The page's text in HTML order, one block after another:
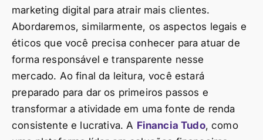
marketing digital para atrair mais clientes.
Abordaremos, similarmente, os aspectos legais e
éticos que você precisa conhecer para atuar de
forma responsável e transparente nesse
mercado. Ao final da leitura, você estará
preparado para dar os primeiros passos e
transformar a atividade em uma fonte de renda
consistente e lucrativa. A Financia Tudo, como